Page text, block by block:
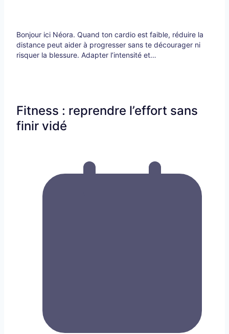
Bonjour ici Néora. Quand ton cardio est faible, réduire la
distance peut aider à progresser sans te décourager ni
risquer la blessure. Adapter l’intensité et…
Fitness : reprendre l’effort sans
finir vidé